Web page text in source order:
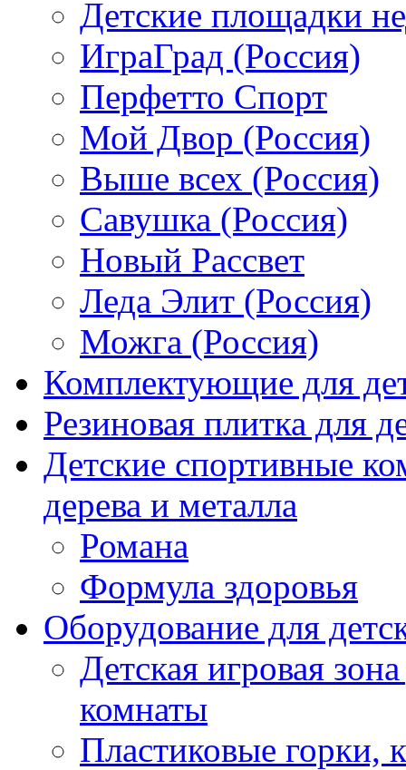
Детские площадки
ИграГрад (Россия)
Перфетто Спорт
Мой Двор (Россия)
Выше всех (Россия)
Савушка (Россия)
Новый Рассвет
Леда Элит (Россия)
Можга (Россия)
Комплектующие для
Резиновая плитка для
Детские спортивные
дерева и металла
Романа
Формула здоровья
Оборудование для
Детская игровая
комнаты
Пластиковые горки,